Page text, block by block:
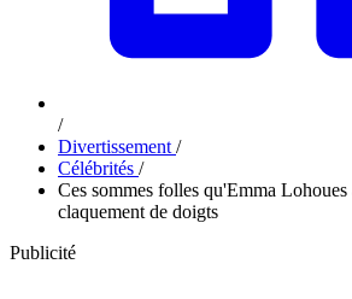
/
Divertissement /
Célébrités /
Ces sommes folles qu'Emma Lohoues
claquement de doigts
Publicité